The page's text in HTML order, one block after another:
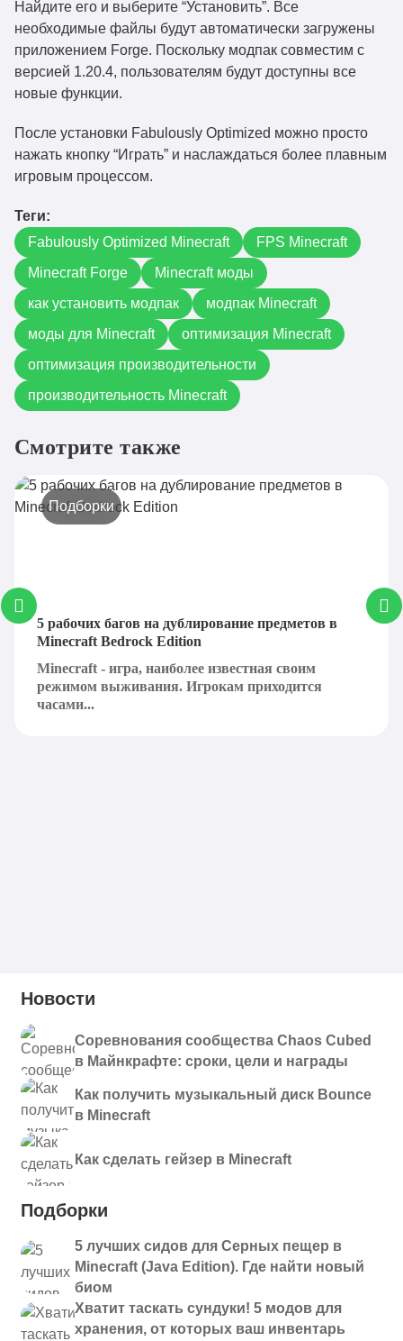
Найдите его и выберите “Установить”. Все
необходимые файлы будут автоматически загружены
приложением Forge. Поскольку модпак совместим с
версией 1.20.4, пользователям будут доступны все
новые функции.
После установки Fabulously Optimized можно просто
нажать кнопку “Играть” и наслаждаться более плавным
игровым процессом.
Теги:
Fabulously Optimized Minecraft
FPS Minecraft
Minecraft Forge
Minecraft моды
как установить модпак
модпак Minecraft
моды для Minecraft
оптимизация Minecraft
оптимизация производительности
производительность Minecraft
Смотрите также
Подборки
5 рабочих багов на дублирование предметов в
Minecraft Bedrock Edition
Minecraft - игра, наиболее известная своим
режимом выживания. Игрокам приходится
часами...
Новости
Соревнования сообщества Chaos Cubed
в Майнкрафте: сроки, цели и награды
Как получить музыкальный диск Bounce
в Minecraft
Как сделать гейзер в Minecraft
Подборки
5 лучших сидов для Серных пещер в
Minecraft (Java Edition). Где найти новый
биом
Хватит таскать сундуки! 5 модов для
хранения, от которых ваш инвентарь